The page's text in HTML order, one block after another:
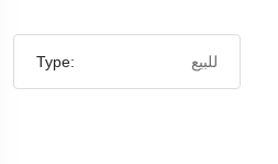
Type: للبيع